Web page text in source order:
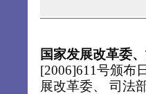
国家发展改革委
[2006]611号颁
展改革委、 司法